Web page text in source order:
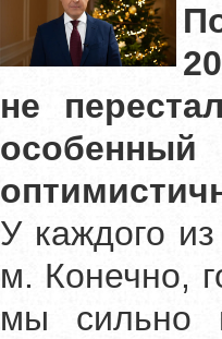
не
У каждого
м. Конечно,
мы сильно